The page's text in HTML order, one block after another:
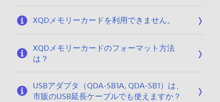
XQDメモリーカードを利用できません。
XQDメモリーカードのフォーマット方法
は？
USBアダプタ（QDA-SB1A, QDA-SB1）は、
市販のUSB延長ケーブルでも使えますか？